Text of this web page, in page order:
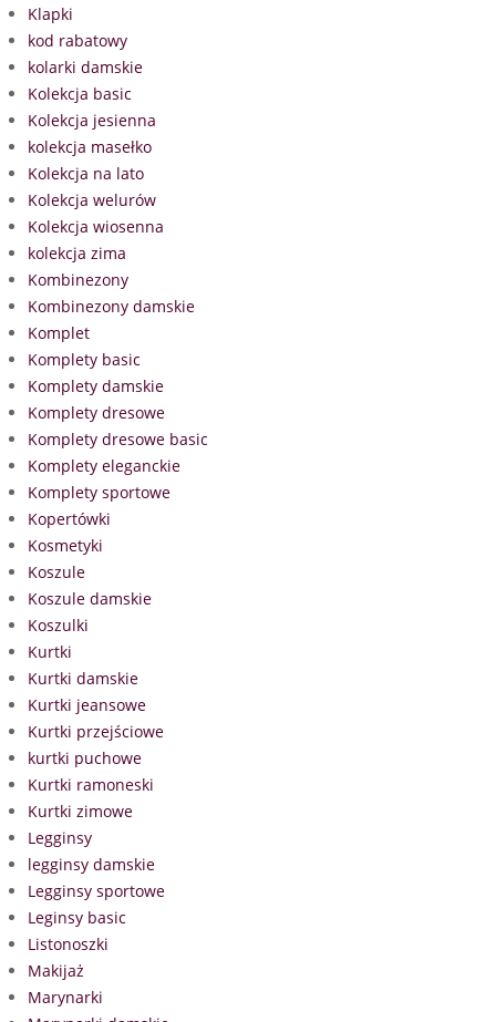
Klapki
kod rabatowy
kolarki damskie
Kolekcja basic
Kolekcja jesienna
kolekcja masełko
Kolekcja na lato
Kolekcja welurów
Kolekcja wiosenna
kolekcja zima
Kombinezony
Kombinezony damskie
Komplet
Komplety basic
Komplety damskie
Komplety dresowe
Komplety dresowe basic
Komplety eleganckie
Komplety sportowe
Kopertówki
Kosmetyki
Koszule
Koszule damskie
Koszulki
Kurtki
Kurtki damskie
Kurtki jeansowe
Kurtki przejściowe
kurtki puchowe
Kurtki ramoneski
Kurtki zimowe
Legginsy
legginsy damskie
Legginsy sportowe
Leginsy basic
Listonoszki
Makijaż
Marynarki